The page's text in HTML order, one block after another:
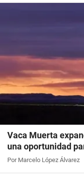
Vaca Muerta
una oportunidad
Por Marcelo López Álvarez